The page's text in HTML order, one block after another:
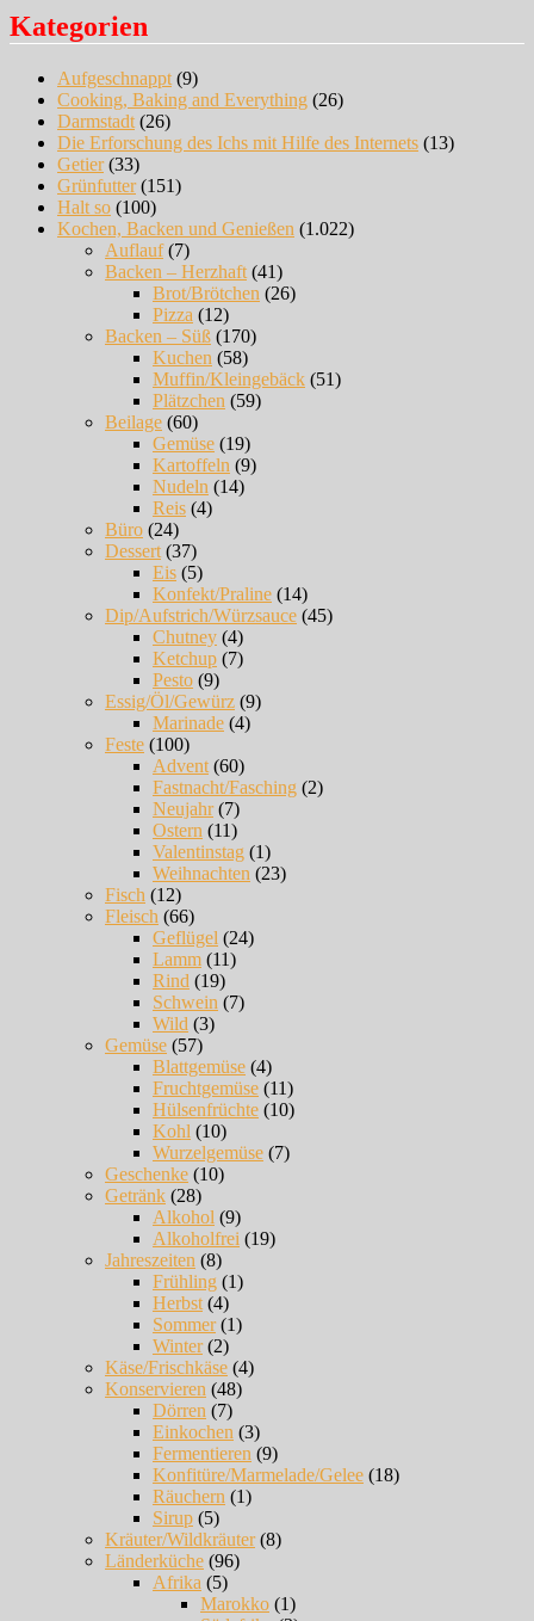
Kategorien
Aufgeschnappt (9)
Cooking, Baking and Everything (26)
Darmstadt (26)
Die Erforschung des Ichs mit Hilfe des Internets (13)
Getier(33)
Grünfutter(151)
Halt so (100)
Kochen, Backen und Genießen (1.022)
Auflauf(7)
Backen – Herzhaft (41)
Brot/Brötchen (26)
Pizza (12)
Backen – Süß (170)
Kuchen (58)
Muffin/Kleingebäck (51)
Plätzchen (59)
Beilage (60)
Gemüse (19)
Kartoffeln (9)
Nudeln (14)
Reis (4)
Büro (24)
Dessert (37)
Eis (5)
Konfekt/Praline (14)
Dip/Aufstrich/Würzsauce (45)
Chutney (4)
Ketchup (7)
Pesto (9)
Essig/Öl/Gewürz (9)
Marinade (4)
Feste (100)
Advent (60)
Fastnacht/Fasching (2)
Neujahr(7)
Ostern (11)
Valentinstag (1)
Weihnachten (23)
Fisch (12)
Fleisch (66)
Geflügel (24)
Lamm (11)
Rind (19)
Schwein (7)
Wild (3)
Gemüse (57)
Blattgemüse (4)
Fruchtgemüse (11)
Hülsenfrüchte (10)
Kohl (10)
Wurzelgemüse (7)
Geschenke (10)
Getränk (28)
Alkohol (9)
Alkoholfrei (19)
Jahreszeiten (8)
Frühling (1)
Herbst (4)
Sommer(1)
Winter(2)
Käse/Frischkäse (4)
Konservieren (48)
Dörren (7)
Einkochen (3)
Fermentieren (9)
Konfitüre/Marmelade/Gelee (18)
Räuchern (1)
Sirup (5)
Kräuter/Wildkräuter(8)
Länderküche (96)
Afrika (5)
Marokko (1)